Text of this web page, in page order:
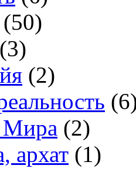
(50)
(3)
(2)
Мира (2)
архат (1)